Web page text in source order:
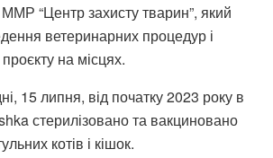
“Центр захисту тварин”, який
ветеринарних процедур і
на місцях.
15 липня, від початку 2023 року в
стерилізовано та вакциновано
котів і кішок.